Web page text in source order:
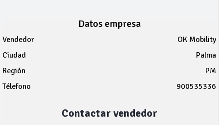
Datos empresa
Vendedor
OK Mobility
Ciudad
Palma
Región
PM
Télefono
900535336
Contactar vendedor